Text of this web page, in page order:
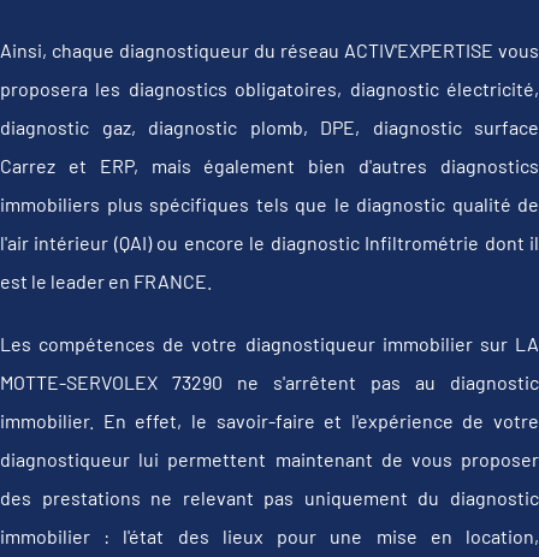
Ainsi, chaque diagnostiqueur du réseau ACTIV'EXPERTISE vous
proposera les diagnostics obligatoires, diagnostic électricité,
diagnostic gaz, diagnostic plomb, DPE, diagnostic surface
Carrez et ERP, mais également bien d'autres diagnostics
immobiliers plus spécifiques tels que le diagnostic qualité de
l'air intérieur (QAI) ou encore le diagnostic Infiltrométrie dont il
est le leader en FRANCE.
Les compétences de votre diagnostiqueur immobilier sur LA
MOTTE-SERVOLEX 73290 ne s'arrêtent pas au diagnostic
immobilier. En effet, le savoir-faire et l'expérience de votre
diagnostiqueur lui permettent maintenant de vous proposer
des prestations ne relevant pas uniquement du diagnostic
immobilier : l'état des lieux pour une mise en location,